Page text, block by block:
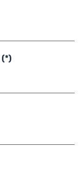
(*)